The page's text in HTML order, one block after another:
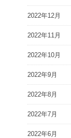
2022年12月
2022年11月
2022年10月
2022年9月
2022年8月
2022年7月
2022年6月